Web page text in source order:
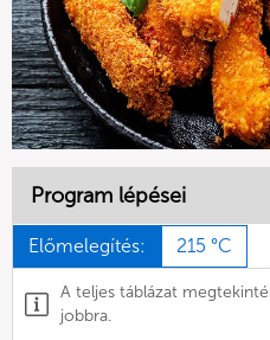
Program lépései
Előmelegítés: 215 °C
A teljes táblázat
jobbra.